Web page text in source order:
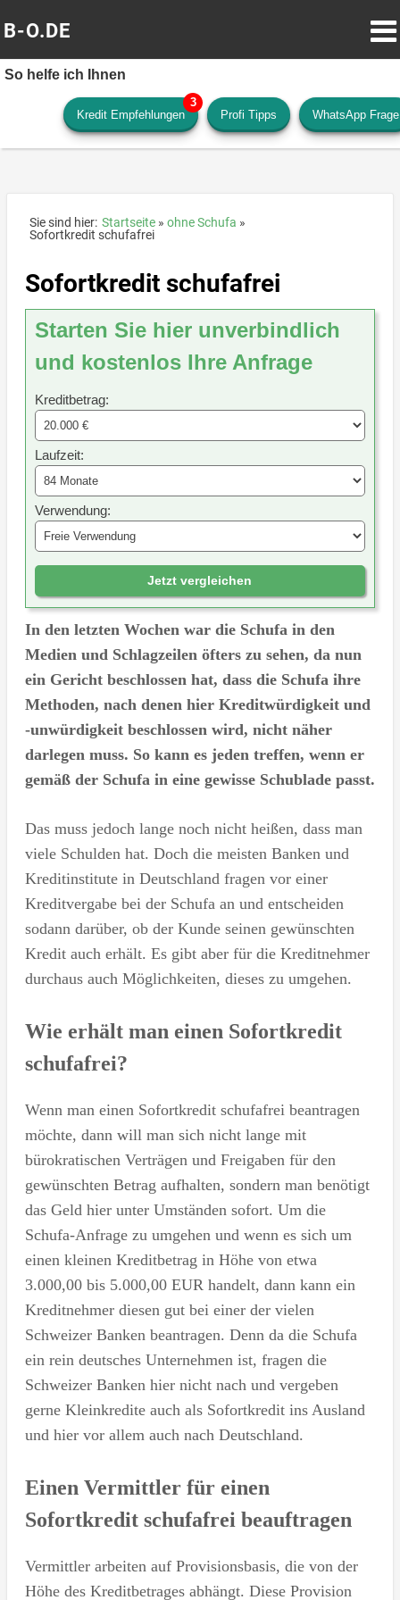
B-O.DE
So helfe ich Ihnen
Kredit Empfehlungen Profi Tipps WhatsApp Frage
Sie sind hier: Startseite
ohne Schufa
Sofortkredit schufafrei
Sofortkredit schufafrei
Starten Sie hier unverbindlich
und kostenlos Ihre Anfrage
Kreditbetrag:
Laufzeit:
Verwendung:
Jetzt vergleichen
In den letzten Wochen war die Schufa in den
Medien und Schlagzeilen öfters zu sehen, da nun
ein Gericht beschlossen hat, dass die Schufa ihre
Methoden, nach denen hier Kreditwürdigkeit und
-unwürdigkeit beschlossen wird, nicht näher
darlegen muss. So kann es jeden treffen, wenn er
gemäß der Schufa in eine gewisse Schublade passt.
Das muss jedoch lange noch nicht heißen, dass man
viele Schulden hat. Doch die meisten Banken und
Kreditinstitute in Deutschland fragen vor einer
Kreditvergabe bei der Schufa an und entscheiden
sodann darüber, ob der Kunde seinen gewünschten
Kredit auch erhält. Es gibt aber für die Kreditnehmer
durchaus auch Möglichkeiten, dieses zu umgehen.
Wie erhält man einen Sofortkredit
schufafrei?
Wenn man einen Sofortkredit schufafrei beantragen
möchte, dann will man sich nicht lange mit
bürokratischen Verträgen und Freigaben für den
gewünschten Betrag aufhalten, sondern man benötigt
das Geld hier unter Umständen sofort. Um die
Schufa-Anfrage zu umgehen und wenn es sich um
einen kleinen Kreditbetrag in Höhe von etwa
3.000,00 bis 5.000,00 EUR handelt, dann kann ein
Kreditnehmer diesen gut bei einer der vielen
Schweizer Banken beantragen. Denn da die Schufa
ein rein deutsches Unternehmen ist, fragen die
Schweizer Banken hier nicht nach und vergeben
gerne Kleinkredite auch als Sofortkredit ins Ausland
und hier vor allem auch nach Deutschland.
Einen Vermittler für einen
Sofortkredit schufafrei beauftragen
Vermittler arbeiten auf Provisionsbasis, die von der
Höhe des Kreditbetrages abhängt. Diese Provision